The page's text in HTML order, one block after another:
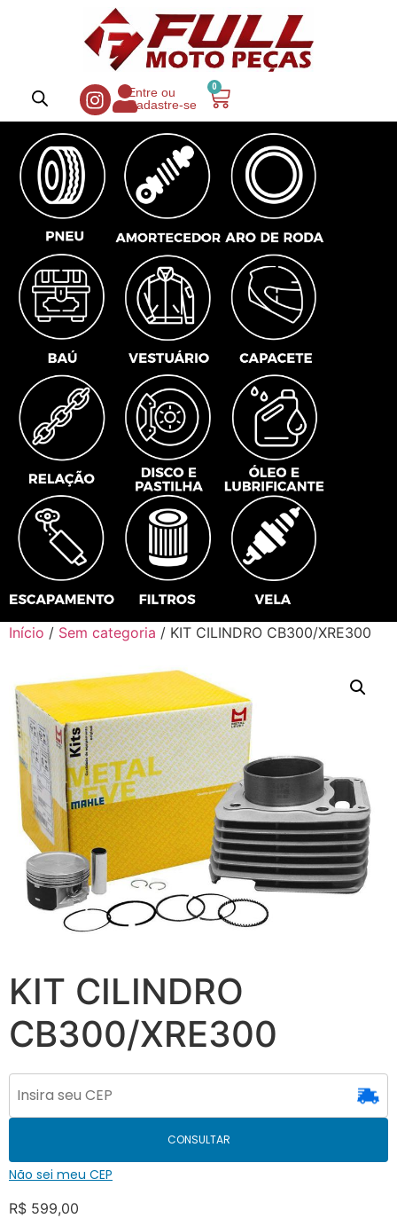
Entre ou
Cadastre-se
0
Início / Sem categoria / KIT CILINDRO CB300/XRE300
KIT CILINDRO
CB300/XRE300
CONSULTAR
Não sei meu CEP
R$ 599,00